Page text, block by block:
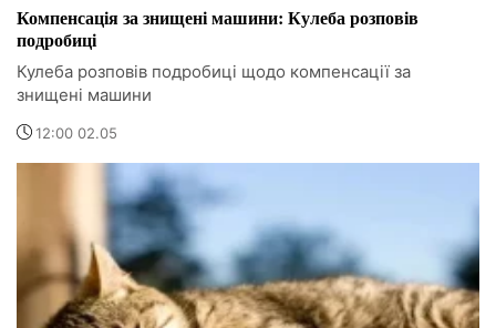
Компенсація за знищені машини: Кулеба розповів
подробиці
Кулеба розповів подробиці щодо компенсації за
знищені машини
12:00 02.05